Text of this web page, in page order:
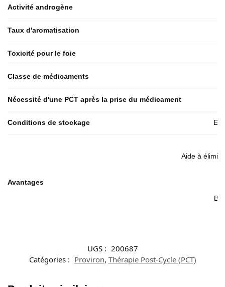
Activité androgène
Taux d'aromatisation
Toxicité pour le foie
Classe de médicaments
Nécessité d'une PCT après la prise du médicament
Conditions de stockage
Avantages
Aide à
UGS : 200687
Catégories : Proviron, Thérapie Post-Cycle (PCT)